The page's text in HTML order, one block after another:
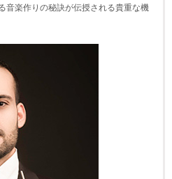
音楽作りの秘訣が伝授される貴重な機